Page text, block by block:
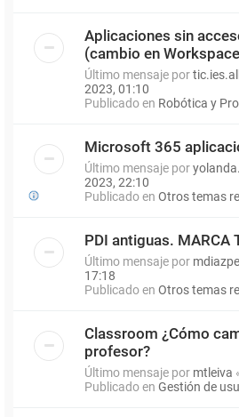
Aplicaciones sin
(cambio en
Último mensaje por
2023, 01:10
Publicado en Robótica y
Microsoft 365
Último mensaje por
2023, 22:10
Publicado en Otros temas
PDI antiguas. MARCA
Último mensaje por
17:18
Publicado en Otros temas
Classroom ¿Cómo
profesor?
Último mensaje por mtleiva
Publicado en Gestión de